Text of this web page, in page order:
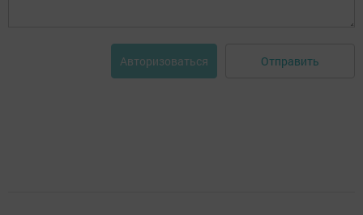
Авторизоваться Отправить